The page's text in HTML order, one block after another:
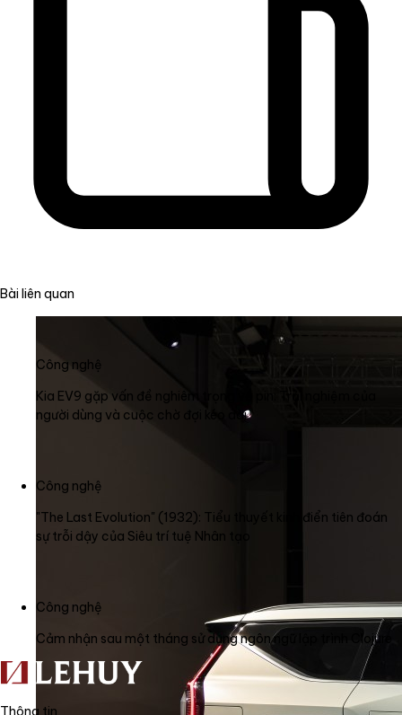
Bài liên quan
Công nghệ
Kia EV9 gặp vấn đề nghiêm trọng về pin: Trải nghiệm của
người dùng và cuộc chờ đợi kéo dài
Công nghệ
"The Last Evolution" (1932): Tiểu thuyết kinh điển tiên đoán
sự trỗi dậy của Siêu trí tuệ Nhân tạo
Công nghệ
Cảm nhận sau một tháng sử dụng ngôn ngữ lập trình Clojure